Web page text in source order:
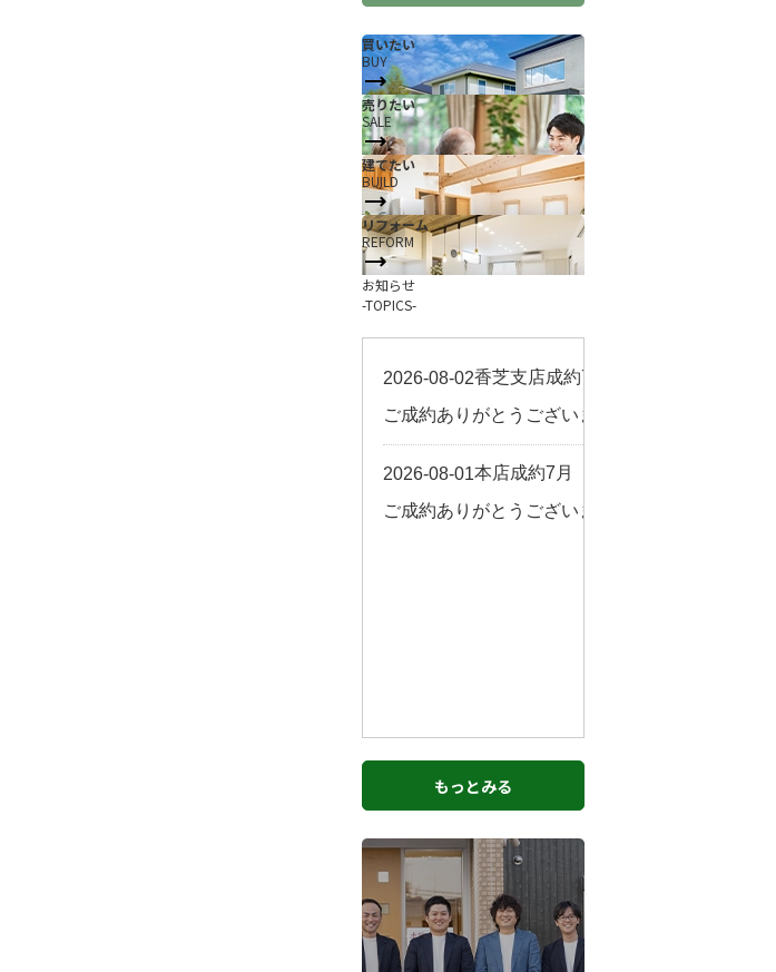
当社について 会社概要
香芝支店紹介ページ
採用情報
お知らせ
コラム
お客様の声
来店予約
よくある質問
サイトマップ
買いたい
BUY
売りたい
SALE
建てたい
BUILD
リフォーム
REFORM
お知らせ
-TOPICS-
もっとみる